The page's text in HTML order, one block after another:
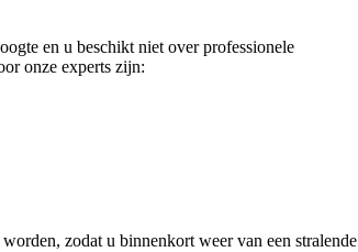
en u beschikt niet over professionele
onze experts zijn:
zodat u binnenkort weer van een stralende